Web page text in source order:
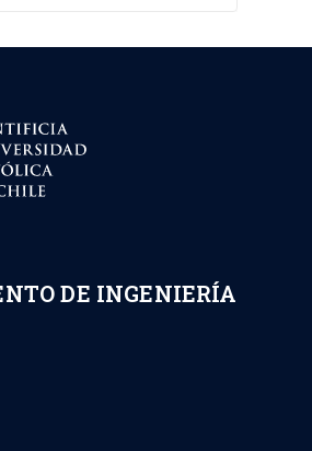
DE INGENIERÍA